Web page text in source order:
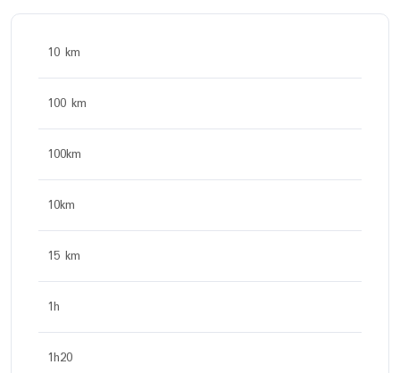
10 km
100 km
100km
10km
15 km
1h
1h20